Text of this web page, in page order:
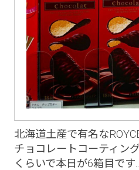
北海道土産で有名な
チョコレートコーティン
くらいで本日が6箱目です.....